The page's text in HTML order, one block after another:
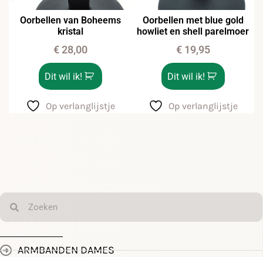
Oorbellen van Boheems
kristal
€28,00
Dit wil ik!
Op verlanglijstje
Oorbellen met blue gold
howliet en shell parelmoer
€19,95
Dit wil ik!
Op verlanglijstje
ARMBANDEN DAMES